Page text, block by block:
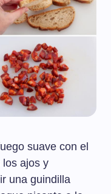
suave con el
los ajos y
una guindilla